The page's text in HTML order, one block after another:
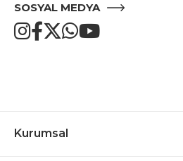
SOSYAL MEDYA
Kurumsal